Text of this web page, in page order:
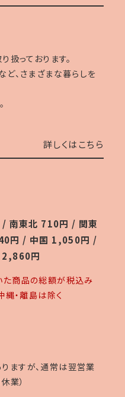
扱っております。
ど、さまざまな暮らしを
詳しくはこちら
南東北 710円 / 関東
円 / 中国 1,050円 /
2,860円
た商品の総額が税込み
・離島は除く
ますが、通常は翌営業
業）